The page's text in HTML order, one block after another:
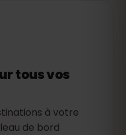
tous vos
à votre
de bord